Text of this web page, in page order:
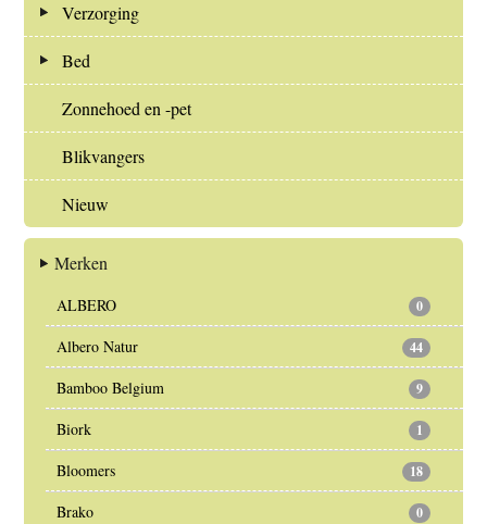
Verzorging
Bed
Zonnehoed en -pet
Blikvangers
Nieuw
Merken
ALBERO 0
Albero Natur 44
Bamboo Belgium 9
Biork 1
Bloomers 18
Brako 0